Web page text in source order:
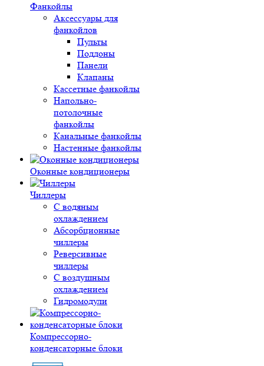
Фанкойлы
Аксессуары для
фанкойлов
Пульты
Поддоны
Панели
Клапаны
Кассетные фанкойлы
Напольно-
потолочные
фанкойлы
Канальные фанкойлы
Настенные фанкойлы
Оконные кондиционеры
Чиллеры
С водяным
охлаждением
Абсорбционные
чиллеры
Реверсивные
чиллеры
С воздушным
охлаждением
Гидромодули
Компрессорно-
конденсаторные блоки